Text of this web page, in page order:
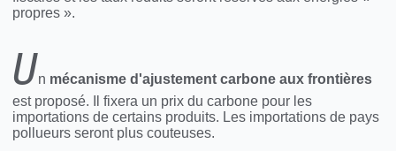
propres ».
Un mécanisme d'ajustement carbone aux frontières
est proposé. Il fixera un prix du carbone pour les
importations de certains produits. Les importations de pays
pollueurs seront plus couteuses.